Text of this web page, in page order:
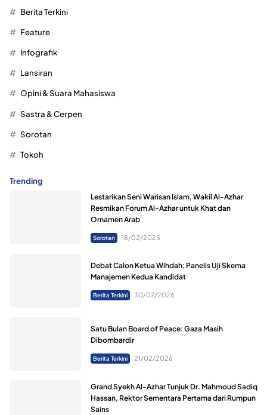
Berita Terkini
Feature
Infografik
Lansiran
Opini & Suara Mahasiswa
Sastra & Cerpen
Sorotan
Tokoh
Trending
Lestarikan Seni Warisan Islam, Wakil Al-Azhar
Resmikan Forum Al-Azhar untuk Khat dan
Ornamen Arab
Sorotan 18/02/2025
Debat Calon Ketua Wihdah; Panelis Uji Skema
Manajemen Kedua Kandidat
Berita Terkini 30/07/2026
Satu Bulan Board of Peace: Gaza Masih
Dibombardir
Berita Terkini 21/02/2026
Grand Syekh Al-Azhar Tunjuk Dr. Mahmoud Sadiq
Hassan, Rektor Sementara Pertama dari Rumpun
Sains